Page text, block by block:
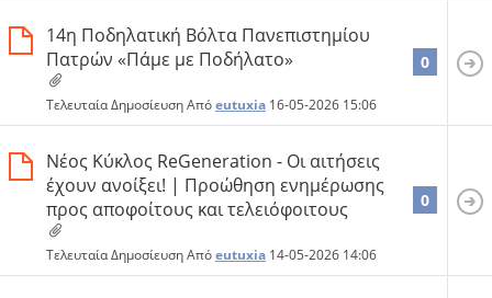
14η Ποδηλατική Βόλτα Πανεπιστημίου
Πατρών «Πάμε με Ποδήλατο»
Τελευταία Δημοσίευση Απόeutuxia 16-05-2026 15:06
0
Νέος Κύκλος ReGeneration - Οι αιτήσεις
έχουν ανοίξει! | Προώθηση ενημέρωσης
προς αποφοίτους και τελειόφοιτους
Τελευταία Δημοσίευση Απόeutuxia 14-05-2026 14:06
0